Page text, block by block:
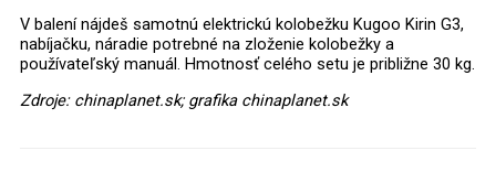
V balení nájdeš samotnú elektrickú kolobežku Kugoo Kirin G3,
nabíjačku, náradie potrebné na zloženie kolobežky a
používateľský manuál. Hmotnosť celého setu je približne 30 kg.
Zdroje: chinaplanet.sk; grafika chinaplanet.sk